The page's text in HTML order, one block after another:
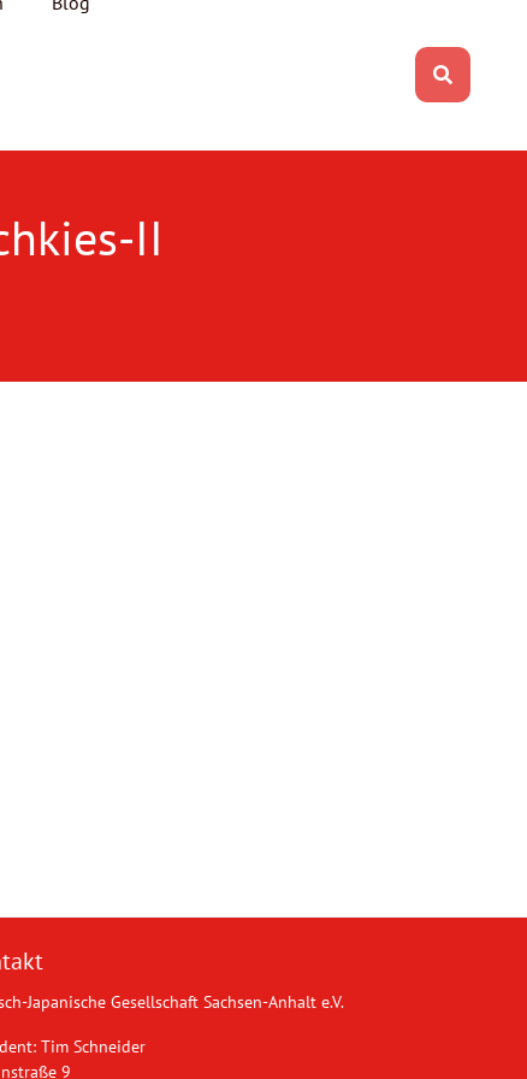
II
Japanische Gesellschaft Sachsen-Anhalt e.V.
Tim Schneider
9